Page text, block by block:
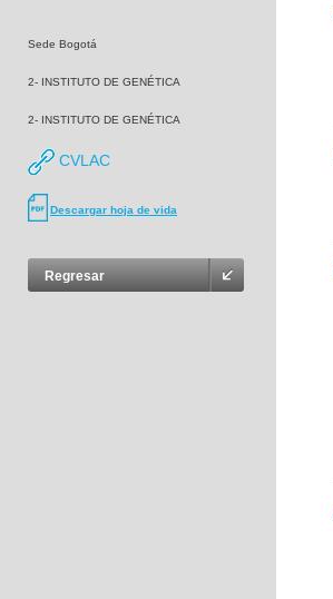
Sede Bogotá
2- INSTITUTO DE GENÉTICA
2- INSTITUTO DE GENÉTICA
CVLAC
Descargar hoja de vida
Regresar